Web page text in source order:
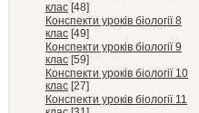
клас [48]
Конспекти уроків біології 8
клас [49]
Конспекти уроків біології 9
клас [59]
Конспекти уроків біології 10
клас [27]
Конспекти уроків біології 11